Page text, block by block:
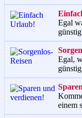
Egal
Egal,
einem